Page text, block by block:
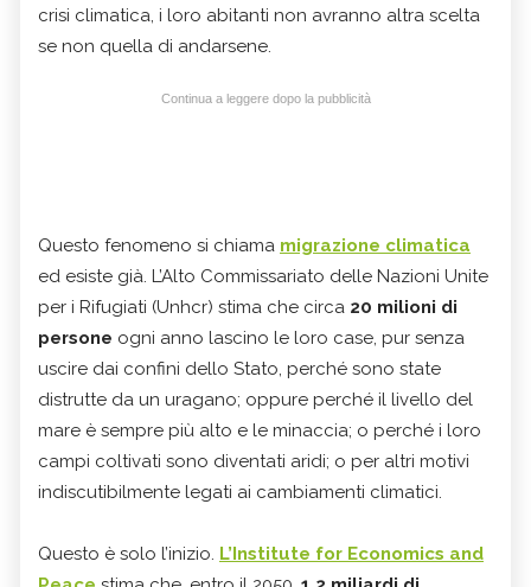
crisi climatica, i loro abitanti non avranno altra scelta
se non quella di andarsene.
Continua a leggere dopo la pubblicità
Questo fenomeno si chiama migrazione climatica
ed esiste già. L’Alto Commissariato delle Nazioni Unite
per i Rifugiati (Unhcr) stima che circa 20 milioni di
persone ogni anno lascino le loro case, pur senza
uscire dai confini dello Stato, perché sono state
distrutte da un uragano; oppure perché il livello del
mare è sempre più alto e le minaccia; o perché i loro
campi coltivati sono diventati aridi; o per altri motivi
indiscutibilmente legati ai cambiamenti climatici.
Questo è solo l’inizio. L’Institute for Economics and